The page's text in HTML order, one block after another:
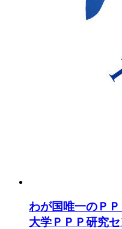
わが国唯一のＰ
大学ＰＰＰ研究